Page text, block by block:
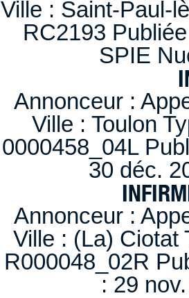
Ville : Saint-Paul-
RC2193
SPIE
Annonceur :
Ville : Toulon
0000458_04L
30 déc.
Annonceur :
Ville : (La) Ciotat
R000048_02R
: 29